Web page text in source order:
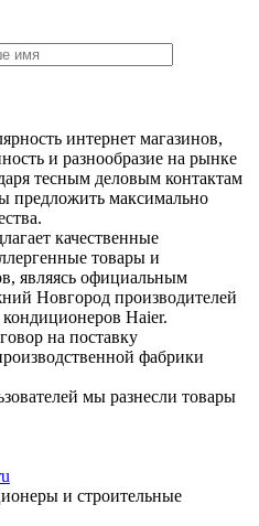
интернет магазинов,
и разнообразие на рынке
тесным деловым контактам
предложить максимально
качественные
товары и
являясь официальным
Новгород производителей
Haier.
на поставку
фабрики
мы разнесли товары
и строительные